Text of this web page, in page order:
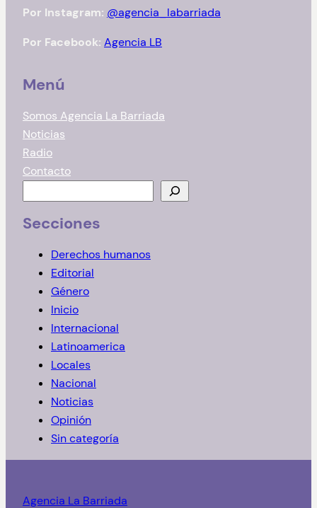
Por Instagram: @agencia_labarriada
Por Facebook: Agencia LB
Menú
Somos Agencia La Barriada
Noticias
Radio
Contacto
s
Secciones
Derechos humanos
Editorial
Género
Inicio
Internacional
Latinoamerica
Locales
Nacional
Noticias
Opinión
Sin categoría
Agencia La Barriada